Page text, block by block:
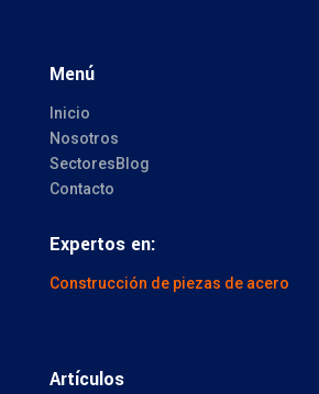
Menú
Inicio
Nosotros
SectoresBlog
Contacto
Expertos en:
Construcción de piezas de acero
Artículos